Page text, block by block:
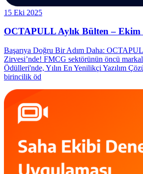
15 Eki 2025
OCTAPULL Aylık Bülten – Ekim
Başarıya Doğru Bir Adım Daha:
Zirvesi’nde! FMCG sektörünün öncü
Ödülleri'nde, Yılın En Yenilikçi Yazılım
birincilik öd